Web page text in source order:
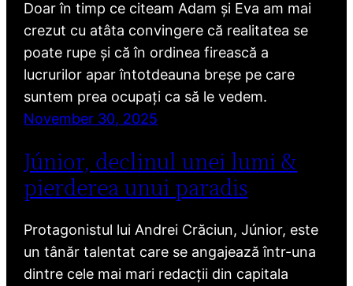
Doar în timp ce citeam Adam și Eva am mai
crezut cu atâta convingere că realitatea se
poate rupe și că în ordinea firească a
lucrurilor apar întotdeauna breșe pe care
suntem prea ocupați ca să le vedem.
November 30, 2025
Júnior, declinul unei lumi &
pierderea unui paradis
Protagonistul lui Andrei Crăciun, Júnior, este
un tânăr talentat care se angajează într-una
dintre cele mai mari redacții din capitala